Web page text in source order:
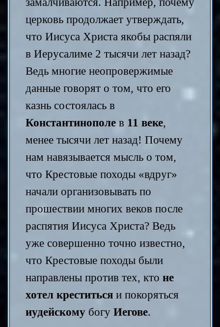
церковь продолжает утверждать,
что Иисуса Христа якобы распяли
в Иерусалиме 2 тысячи лет назад?
Ведь многие неопровержимые
данные говорят о том, что его
казнь состоялась в
Константинополев 11 веке,
менее тысячи лет назад! Почему
нам навязывается мысль о том,
что Крестовые походы «вдруг»
начали организовывать по
прошествии многих веков после
распятия Иисуса Христа? Ведь
уже совершенно точно известно,
что Крестовые походы были
направлены против тех, кто не
хотел креститьсяи покоряться
иудейскому богуИегове.